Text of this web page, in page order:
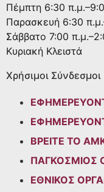
Πέμπτη 6:30
Παρασκευή 6:30
Σάββατο 7:00
Κυριακή Κλειστά
Χρήσιμοι Σύνδεσμοι
ΒΡΕΙΤΕ ΤΟ
ΠΑΓΚΟΣΜΙΟΣ
ΕΘΝΙΚΟΣ